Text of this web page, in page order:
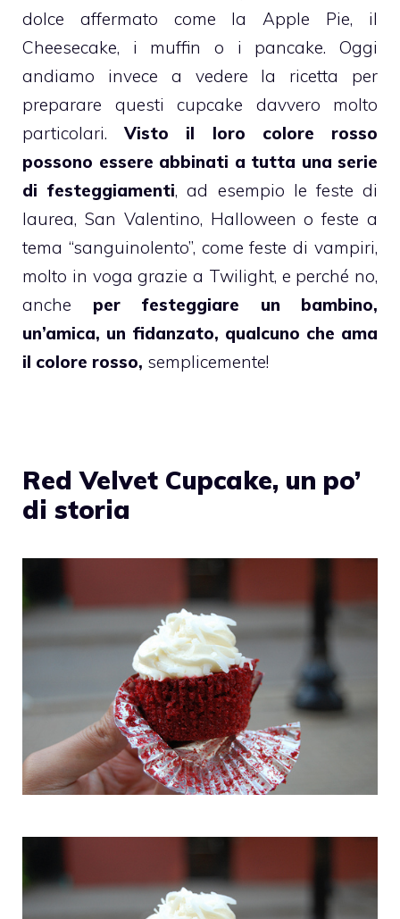
dolce affermato come laApple Pie, il
Cheesecake, i muffin o i pancake. Oggi
andiamo invece a vedere la ricetta per
preparare questi cupcake davvero molto
particolari.Visto il loro colore rosso
possono essere abbinati a tutta una serie
di festeggiamenti, ad esempio le feste di
laurea, San Valentino, Halloween o feste a
tema “sanguinolento”, come feste di vampiri,
molto in voga grazie a Twilight, e perché no,
anche per festeggiare un bambino,
un’amica, un fidanzato, qualcuno che ama
il colore rosso, semplicemente!
Red Velvet Cupcake, un po’
di storia